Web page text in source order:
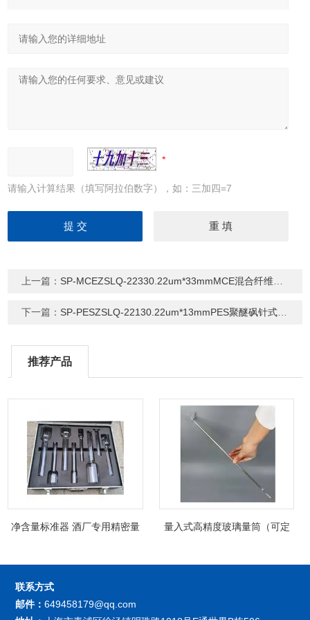
请输入计算结果（填写阿拉伯数字），如：三加四=7
上一篇： SP-MCEZSLQ-22330.22um*33mmMCE混合纤维素针式过滤器
下一篇： SP-PESZSLQ-22130.22um*13mmPES聚醚砜针式过滤器
推荐产品
净含量标准器 酒厂专用精密量
量入式高精度玻璃量筒（可定
联系方式
邮件：649458179@qq.com